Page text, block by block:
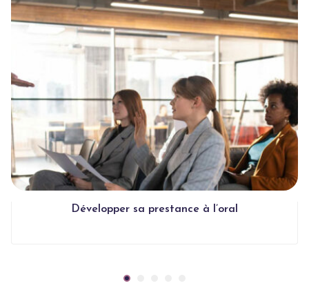
Développer sa prestance à l’oral